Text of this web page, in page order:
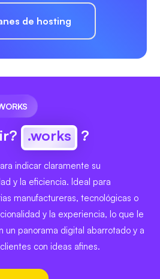
de hosting
.works ?
indicar claramente su
y la eficiencia. Ideal para
manufactureras, tecnológicas o
y la experiencia, lo que le
un panorama digital abarrotado y a
con ideas afines.